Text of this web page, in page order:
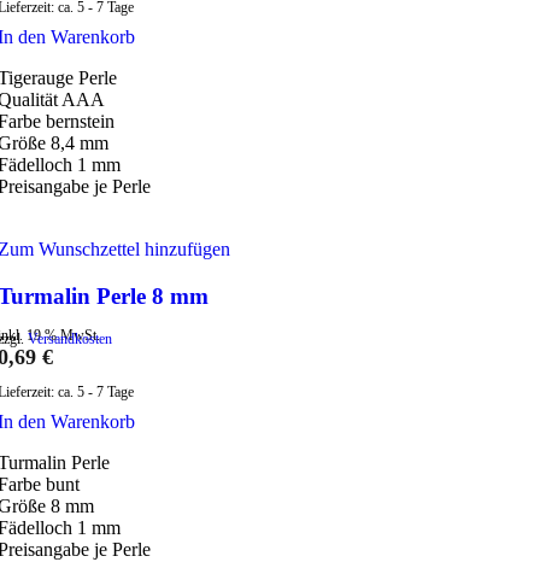
ca. 5 - 7 Tage
den Warenkorb
Perle
AAA
bernstein
8,4 mm
1 mm
je Perle
Wunschzettel hinzufügen
Perle 8 mm
19 % MwSt.
Versandkosten
€
ca. 5 - 7 Tage
den Warenkorb
Perle
bunt
8 mm
1 mm
je Perle